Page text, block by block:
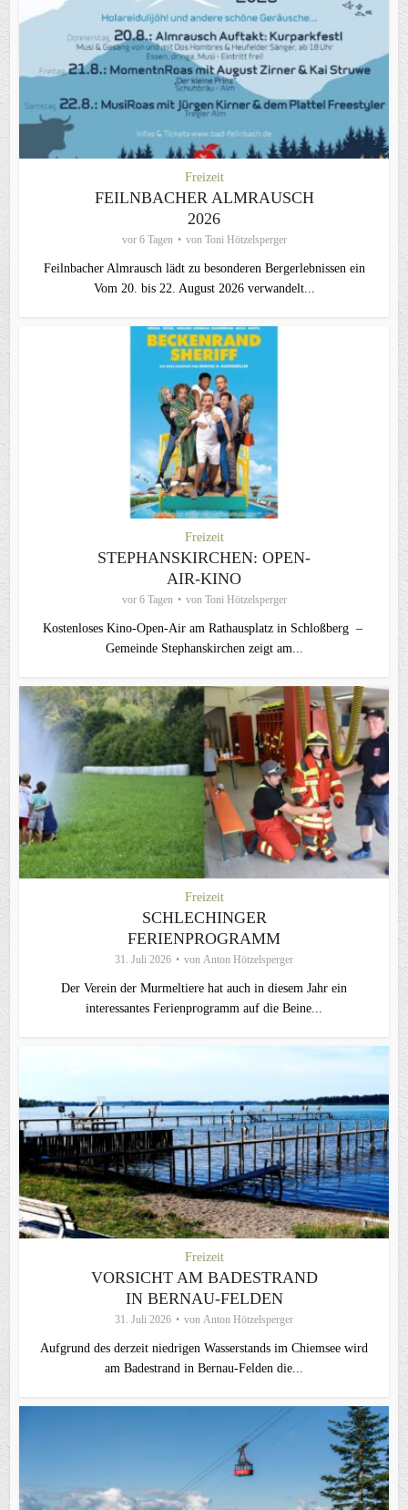
Freizeit
FEILNBACHER ALMRAUSCH
2026
vor 6 Tagen von Toni Hötzelsperger
Feilnbacher Almrausch lädt zu besonderen Bergerlebnissen ein
Vom 20. bis 22. August 2026 verwandelt...
Freizeit
STEPHANSKIRCHEN: OPEN-
AIR-KINO
vor 6 Tagen von Toni Hötzelsperger
Kostenloses Kino-Open-Air am Rathausplatz in Schloßberg –
Gemeinde Stephanskirchen zeigt am...
Freizeit
SCHLECHINGER
FERIENPROGRAMM
31. Juli 2026 von Anton Hötzelsperger
Der Verein der Murmeltiere hat auch in diesem Jahr ein
interessantes Ferienprogramm auf die Beine...
Freizeit
VORSICHT AM BADESTRAND
IN BERNAU-FELDEN
31. Juli 2026 von Anton Hötzelsperger
Aufgrund des derzeit niedrigen Wasserstands im Chiemsee wird
am Badestrand in Bernau-Felden die...